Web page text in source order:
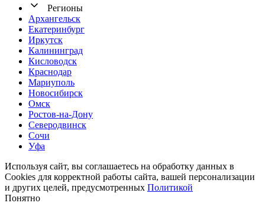
Регионы
Архангельск
Екатеринбург
Иркутск
Калининград
Кисловодск
Краснодар
Мариуполь
Новосибирск
Омск
Ростов-на-Дону
Северодвинск
Сочи
Уфа
Используя сайт, вы соглашаетесь на обработку данных в
Cookies для корректной работы сайта, вашей персонализации
и других целей, предусмотренных Политикой
Понятно